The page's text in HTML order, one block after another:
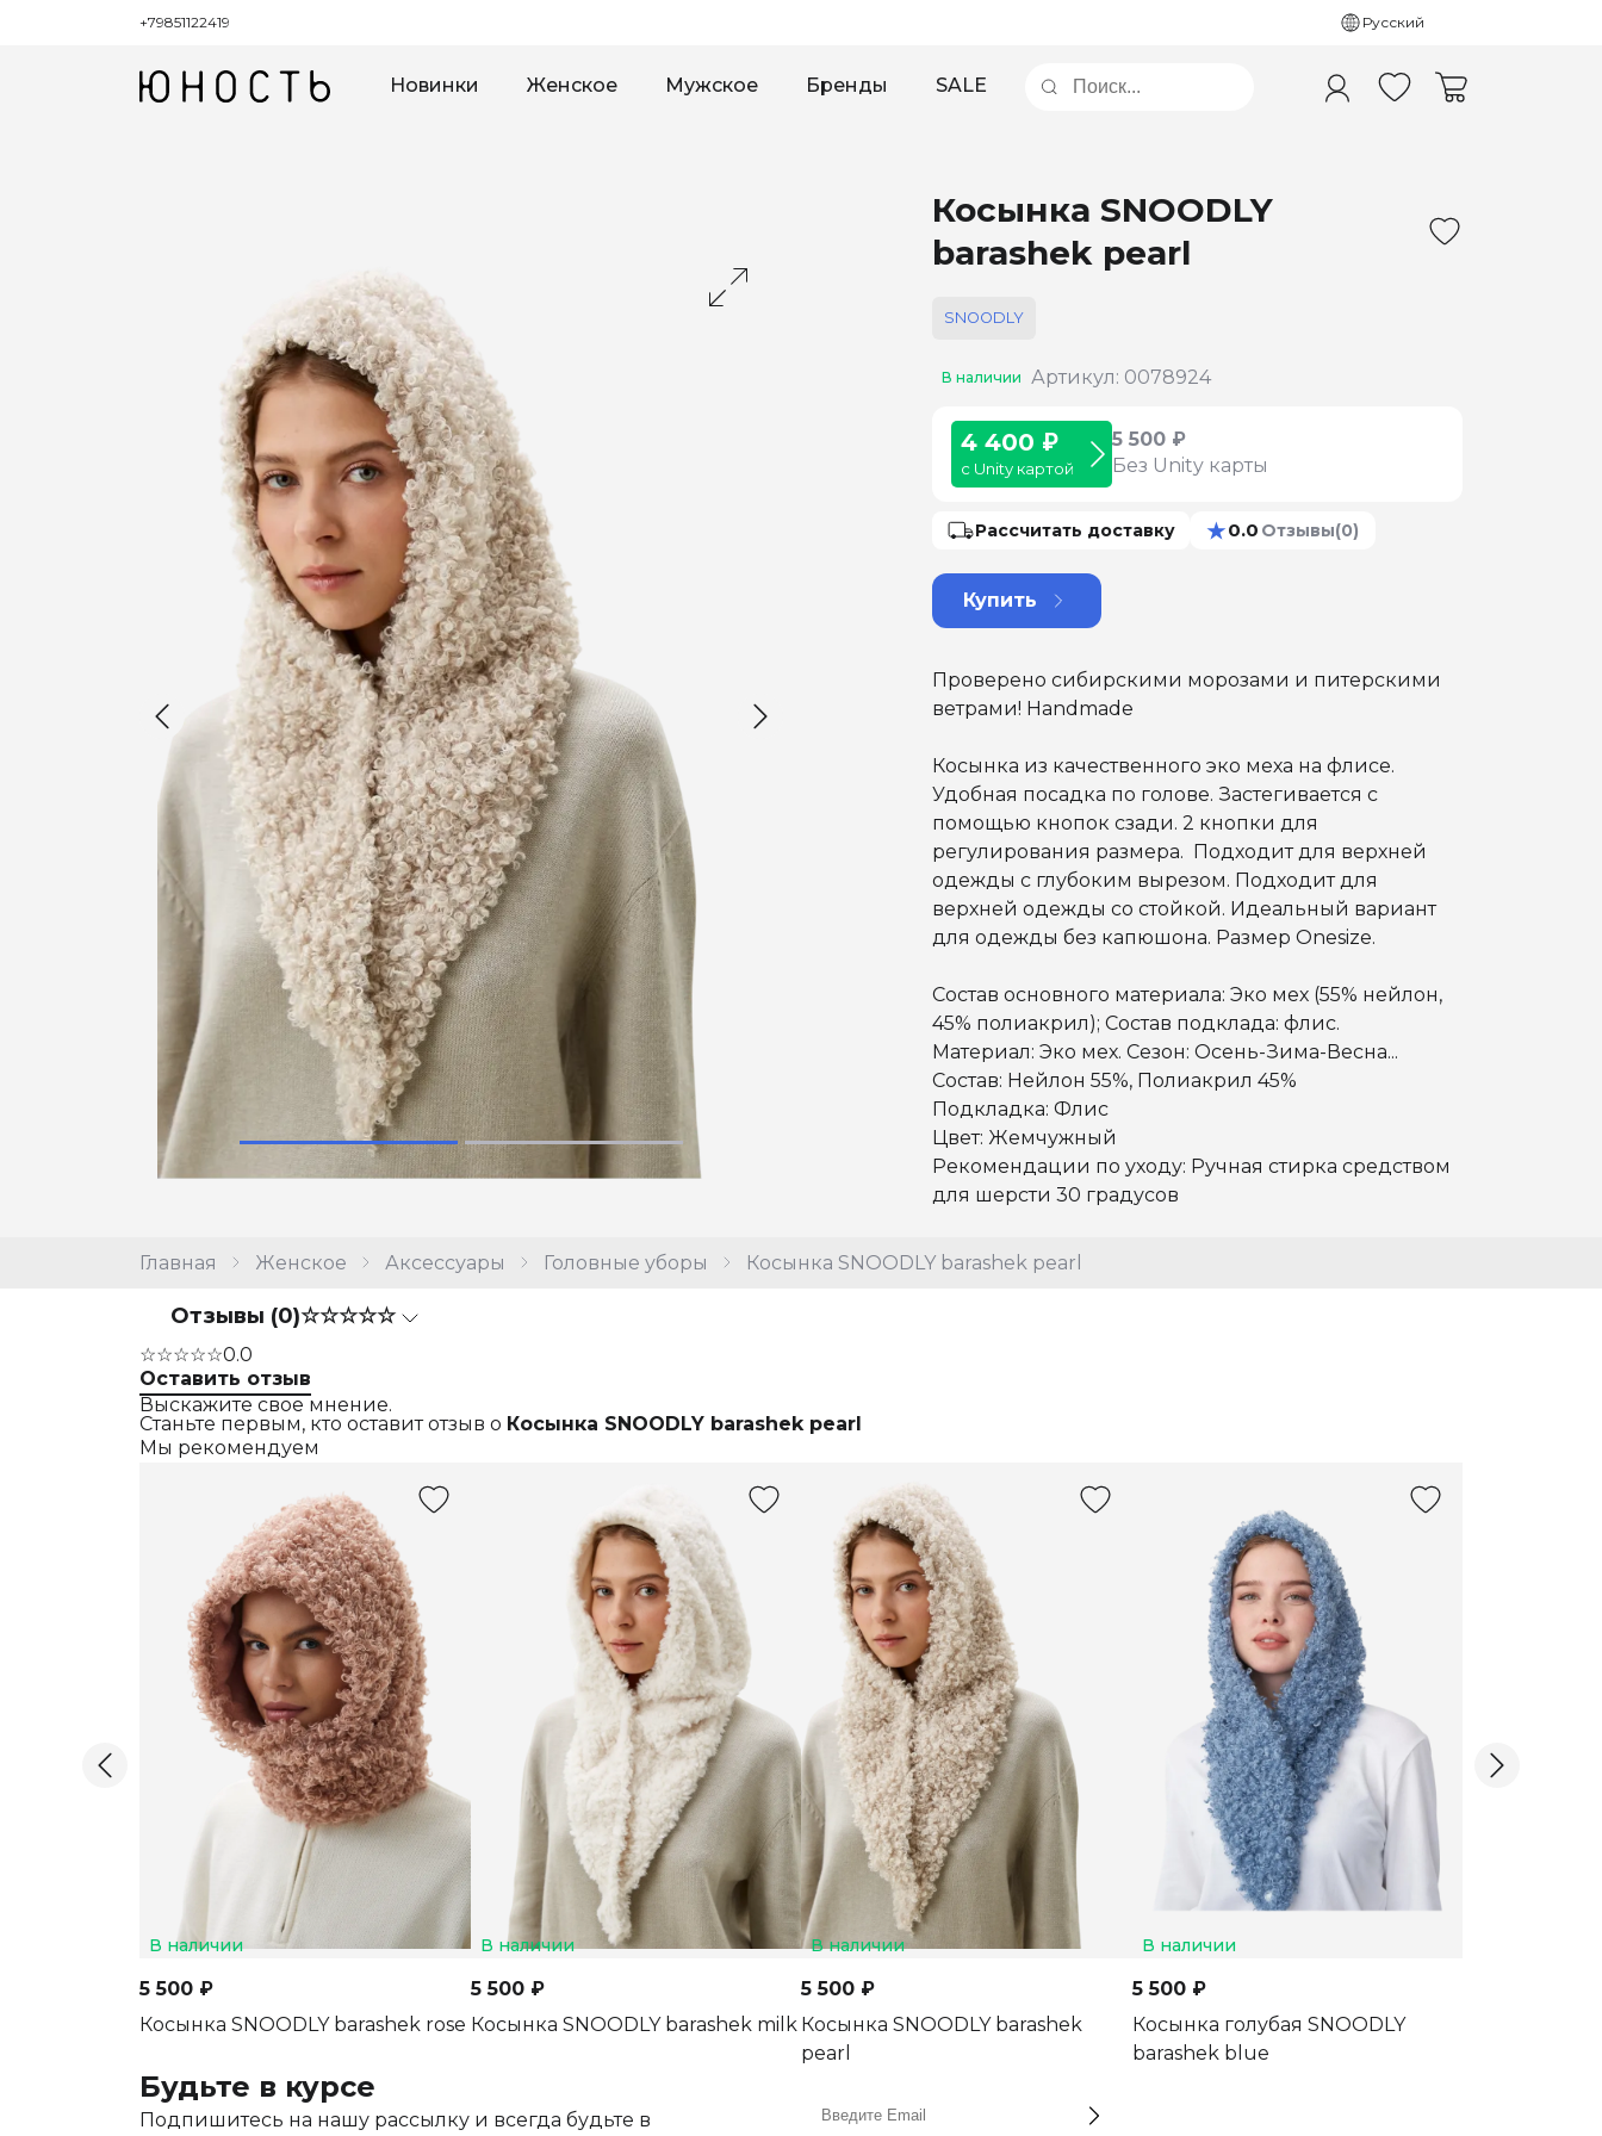
+79851122419 Русский
Новинки Женское Мужское Бренды SALE
Главная Женское Аксессуары Головные уборы Косынка SNOODLY barashek pearl
Косынка SNOODLY
barashek pearl
SNOODLY
В наличии Артикул: 0078924
4 400 ₽
с Unity картой
5 500 ₽
Без Unity карты
Рассчитать доставку ★0.0 Отзывы(0)
Купить
Проверено сибирскими морозами и питерскими
ветрами! Handmade
Косынка из качественного эко меха на флисе.
Удобная посадка по голове. Застегивается с
помощью кнопок сзади. 2 кнопки для
регулирования размера. Подходит для верхней
одежды с глубоким вырезом. Подходит для
верхней одежды со стойкой. Идеальный вариант
для одежды без капюшона. Размер Onesize.
Состав основного материала: Эко мех (55% нейлон,
45% полиакрил); Состав подклада: флис.
Материал: Эко мех. Сезон: Осень-Зима-Весна...
Состав: Нейлон 55%, Полиакрил 45%
Подкладка: Флис
Цвет: Жемчужный
Рекомендации по уходу: Ручная стирка средством
для шерсти 30 градусов
Отзывы (0)☆☆☆☆☆
☆☆☆☆☆0.0
Оставить отзыв
Выскажите свое мнение.
Станьте первым, кто оставит отзыв о Косынка SNOODLY barashek pearl
Мы рекомендуем
В наличии
5 500 ₽
Косынка SNOODLY barashek rose
В наличии
5 500 ₽
Косынка SNOODLY barashek milk
В наличии
5 500 ₽
Косынка SNOODLY barashek
pearl
В наличии
5 500 ₽
Косынка голубая SNOODLY
barashek blue
Будьте в курсе
Подпишитесь на нашу рассылку и всегда будьте в